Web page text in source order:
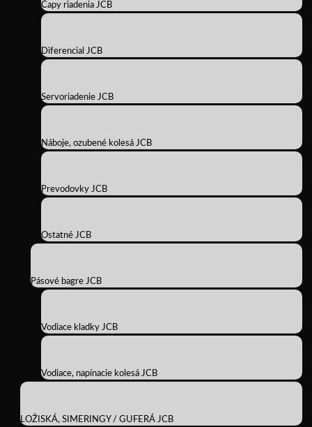
Čapy riadenia JCB
Diferencial JCB
Servoriadenie JCB
Náboje, ozubené kolesá JCB
Prevodovky JCB
Ostatné JCB
Pásové bagre JCB
Vodiace kladky JCB
Vodiace, napínacie kolesá JCB
LOŽISKÁ, SIMERINGY / GUFERÁ JCB